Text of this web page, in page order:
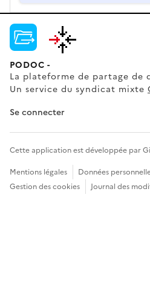
PODOC -
La plateforme de partage de
Un service du syndicat mixte
Se connecter
Cette application est développée par
Mentions légales
Données
Gestion des cookies
Journal des